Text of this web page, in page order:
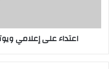
اعتداء على إعلامي